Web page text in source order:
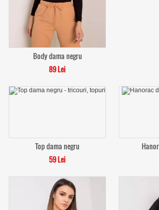
Body dama negru
89 Lei
Top dama negru
59 Lei